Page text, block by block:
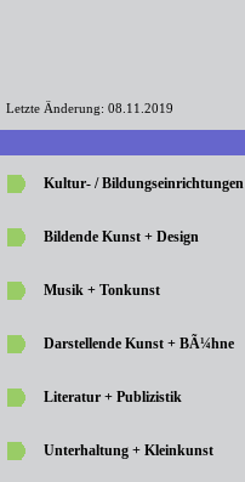
Letzte Änderung: 08.11.2019
Kultur- / Bildungseinrichtungen
Bildende Kunst + Design
Musik + Tonkunst
Darstellende Kunst + BÃ¼hne
Literatur + Publizistik
Unterhaltung + Kleinkunst